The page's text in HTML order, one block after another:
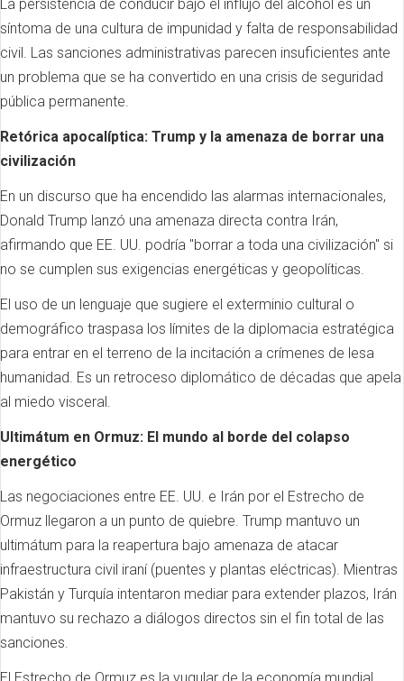
La persistencia de conducir bajo el influjo del alcohol es un
síntoma de una cultura de impunidad y falta de responsabilidad
civil. Las sanciones administrativas parecen insuficientes ante
un problema que se ha convertido en una crisis de seguridad
pública permanente.
Retórica apocalíptica: Trump y la amenaza de borrar una
civilización
En un discurso que ha encendido las alarmas internacionales,
Donald Trump lanzó una amenaza directa contra Irán,
afirmando que EE. UU. podría "borrar a toda una civilización" si
no se cumplen sus exigencias energéticas y geopolíticas.
El uso de un lenguaje que sugiere el exterminio cultural o
demográfico traspasa los límites de la diplomacia estratégica
para entrar en el terreno de la incitación a crímenes de lesa
humanidad. Es un retroceso diplomático de décadas que apela
al miedo visceral.
Ultimátum en Ormuz: El mundo al borde del colapso
energético
Las negociaciones entre EE. UU. e Irán por el Estrecho de
Ormuz llegaron a un punto de quiebre. Trump mantuvo un
ultimátum para la reapertura bajo amenaza de atacar
infraestructura civil iraní (puentes y plantas eléctricas). Mientras
Pakistán y Turquía intentaron mediar para extender plazos, Irán
mantuvo su rechazo a diálogos directos sin el fin total de las
sanciones.
El Estrecho de Ormuz es la yugular de la economía mundial.